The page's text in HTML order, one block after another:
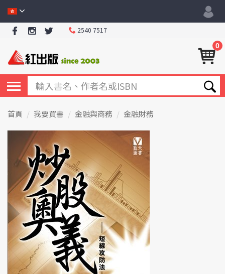
2540 7517
0
首頁 我要買書 金融與商務 金融財務